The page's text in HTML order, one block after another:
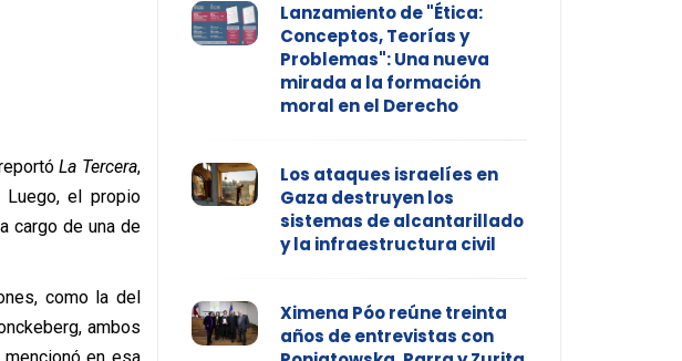
La Tercera,
Luego, el propio
cargo de una de
como la del
ambos
Lanzamiento de "Ética:
Conceptos, Teorías y
Problemas": Una nueva
mirada a la formación
moral en el Derecho
Los ataques israelíes en
Gaza destruyen los
sistemas de alcantarillado
y la infraestructura civil
Ximena Póo reúne treinta
años de entrevistas con